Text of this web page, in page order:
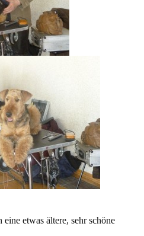
etwas ältere, sehr schöne